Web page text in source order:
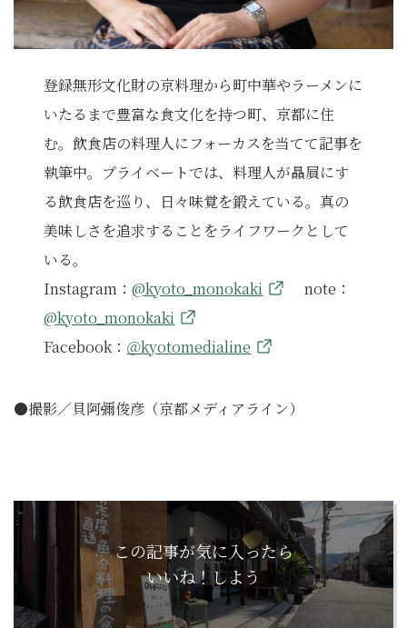
登録無形文化財の京料理から町中華やラーメンに
いたるまで豊富な食文化を持つ町、京都に住
む。飲食店の料理人にフォーカスを当てて記事を
執筆中。プライベートでは、料理人が贔屓にす
る飲食店を巡り、日々味覚を鍛えている。真の
美味しさを追求することをライフワークとして
いる。
Instagram：@kyoto_monokaki
note：
@kyoto_monokaki
Facebook： ＠kyotomedialine
●撮影／貝阿彌俊彦（京都メディアライン）
この記事が気に入ったら
いいね！しよう